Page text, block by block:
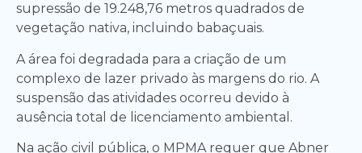
supressão de 19.248,76 metros quadrados de
vegetação nativa, incluindo babaçuais.
A área foi degradada para a criação de um
complexo de lazer privado às margens do rio. A
suspensão das atividades ocorreu devido à
ausência total de licenciamento ambiental.
Na ação civil pública, o MPMA requer que Abner